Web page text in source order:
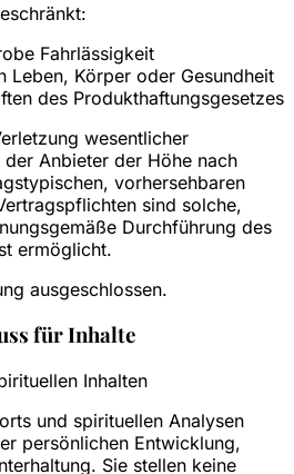
Fahrlässigkeit
Leben, Körper oder Gesundheit
des Produkthaftungsgesetzes
wesentlicher
Anbieter der Höhe nach
vorhersehbaren
sind solche,
Durchführung des
ermöglicht.
ausgeschlossen.
für Inhalte
Inhalten
und spirituellen Analysen
persönlichen Entwicklung,
Sie stellen keine